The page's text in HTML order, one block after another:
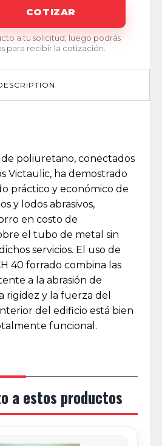
COTIZAR
a tu solicitud; luego podrás
para recibir la cotización.
poliuretano, conectados
Victaulic, ha demostrado
práctico y económico de
y lodos abrasivos,
en costo de
el tubo de metal sin
servicios. El uso de
40 forrado combina las
a la abrasión de
rigidez y la fuerza del
del edificio está bien
funcional.
a estos productos